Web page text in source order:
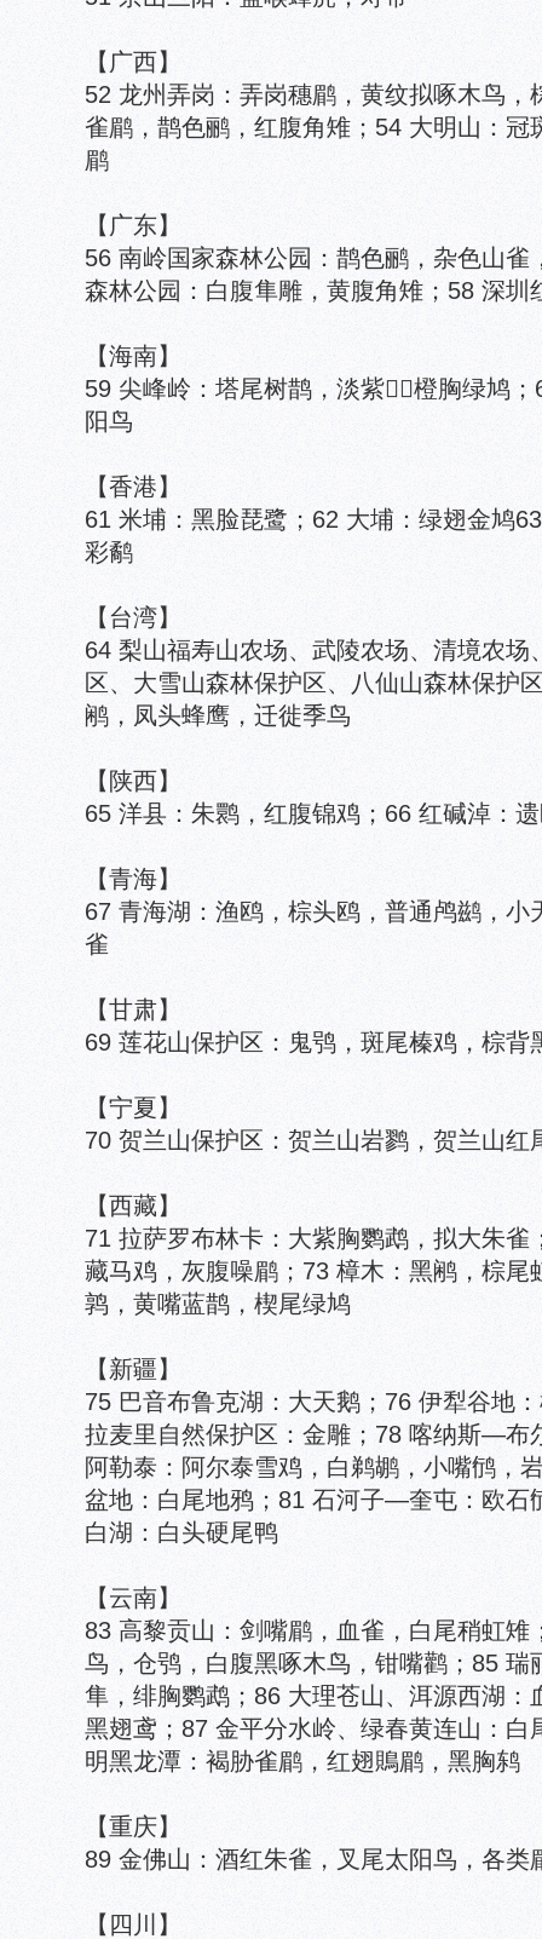
【广西】
52 龙州弄岗：弄岗穗鹛，黄纹拟啄木鸟
雀鹛，鹊色鹂，红腹角雉；54 大明山：冠
鹛
【广东】
56 南岭国家森林公园：鹊色鹂，杂色山
森林公园：白腹隼雕，黄腹角雉；58 深圳
【海南】
59 尖峰岭：塔尾树鹊，淡紫，橙胸绿鸠
阳鸟
【香港】
61 米埔：黑脸琵鹭；62 大埔：绿翅金鸠
彩鹬
【台湾】
64 梨山福寿山农场、武陵农场、清境农场
区、大雪山森林保护区、八仙山森林保护
鹇，凤头蜂鹰，迁徙季鸟
【陕西】
65 洋县：朱鹮，红腹锦鸡；66 红碱淖：
【青海】
67 青海湖：渔鸥，棕头鸥，普通鸬鹚，
雀
【甘肃】
69 莲花山保护区：鬼鸮，斑尾榛鸡，棕背
【宁夏】
70 贺兰山保护区：贺兰山岩鹨，贺兰山红
【西藏】
71 拉萨罗布林卡：大紫胸鹦鹉，拟大朱
藏马鸡，灰腹噪鹛；73 樟木：黑鹇，棕尾
鹑，黄嘴蓝鹊，楔尾绿鸠
【新疆】
75 巴音布鲁克湖：大天鹅；76 伊犁谷地
拉麦里自然保护区：金雕；78 喀纳斯—布
阿勒泰：阿尔泰雪鸡，白鹈鹕，小嘴鸻，
盆地：白尾地鸦；81 石河子—奎屯：欧石
白湖：白头硬尾鸭
【云南】
83 高黎贡山：剑嘴鹛，血雀，白尾稍虹雉
鸟，仓鸮，白腹黑啄木鸟，钳嘴鹳；85
隼，绯胸鹦鹉；86 大理苍山、洱源西湖：
黑翅鸢；87 金平分水岭、绿春黄连山：白
明黑龙潭：褐胁雀鹛，红翅鵙鹛，黑胸鸫
【重庆】
89 金佛山：酒红朱雀，叉尾太阳鸟，各类
【四川】